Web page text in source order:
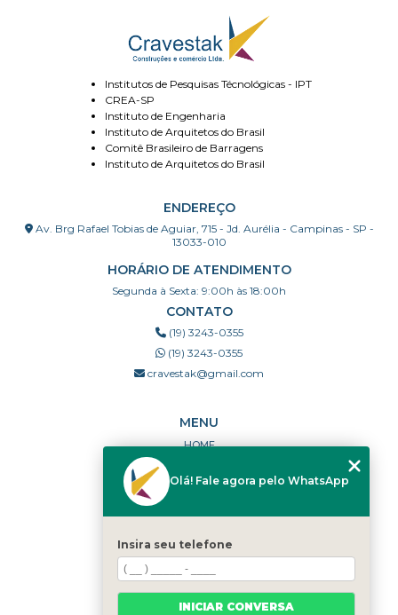
Institutos de Pesquisas Técnológicas - IPT
CREA-SP
Instituto de Engenharia
Instituto de Arquitetos do Brasil
Comitê Brasileiro de Barragens
Instituto de Arquitetos do Brasil
ENDEREÇO
Av. Brg Rafael Tobias de Aguiar, 715 - Jd. Aurélia - Campinas - SP -
13033-010
HORÁRIO DE ATENDIMENTO
Segunda à Sexta: 9:00h às 18:00h
CONTATO
(19) 3243-0355
(19) 3243-0355
cravestak@gmail.com
MENU
HOME
PORTFÓLIO
DÚVIDAS FREQUENTES
CATEGORIAS
MAPA DO SITE
Olá! Fale agora pelo WhatsApp
Insira seu telefone
INICIAR CONVERSA